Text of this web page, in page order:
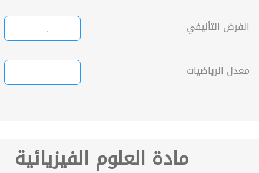
الفرض التأليفي
معدل الرياضيات
مادة العلوم الفيزيائية